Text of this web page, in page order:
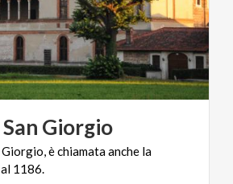
San Giorgio
Giorgio,èchiamataanche la
al 1186.